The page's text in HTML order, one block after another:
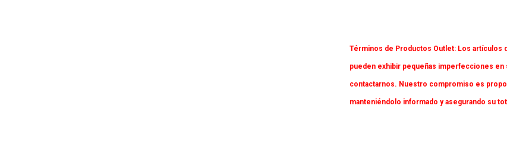
Términos de Productos Outlet: Los artículos
pueden exhibir pequeñas imperfecciones en
contactarnos. Nuestro compromiso es
manteniéndolo informado y asegurando su